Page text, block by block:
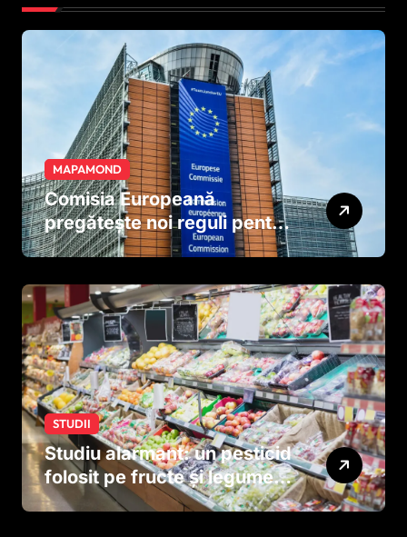
MAPAMOND
Comisia Europeană
pregătește noi reguli pentru
tutun și țigările electronice
STUDII
Studiu alarmant: un pesticid
folosit pe fructe și legume
ar putea afecta dezvoltarea